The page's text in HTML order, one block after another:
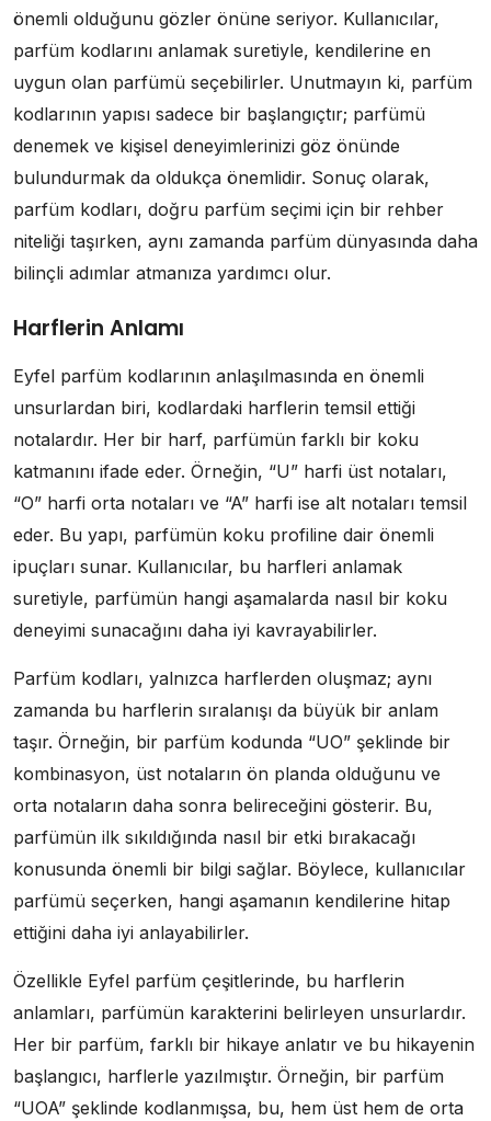
önemli olduğunu gözler önüne seriyor. Kullanıcılar,
parfüm kodlarını anlamak suretiyle, kendilerine en
uygun olan parfümü seçebilirler. Unutmayın ki, parfüm
kodlarının yapısı sadece bir başlangıçtır; parfümü
denemek ve kişisel deneyimlerinizi göz önünde
bulundurmak da oldukça önemlidir. Sonuç olarak,
parfüm kodları, doğru parfüm seçimi için bir rehber
niteliği taşırken, aynı zamanda parfüm dünyasında daha
bilinçli adımlar atmanıza yardımcı olur.
Harflerin Anlamı
Eyfel parfüm kodlarının anlaşılmasında en önemli
unsurlardan biri, kodlardaki harflerin temsil ettiği
notalardır. Her bir harf, parfümün farklı bir koku
katmanını ifade eder. Örneğin, “U” harfi üst notaları,
“O” harfi orta notaları ve “A” harfi ise alt notaları temsil
eder. Bu yapı, parfümün koku profiline dair önemli
ipuçları sunar. Kullanıcılar, bu harfleri anlamak
suretiyle, parfümün hangi aşamalarda nasıl bir koku
deneyimi sunacağını daha iyi kavrayabilirler.
Parfüm kodları, yalnızca harflerden oluşmaz; aynı
zamanda bu harflerin sıralanışı da büyük bir anlam
taşır. Örneğin, bir parfüm kodunda “UO” şeklinde bir
kombinasyon, üst notaların ön planda olduğunu ve
orta notaların daha sonra belireceğini gösterir. Bu,
parfümün ilk sıkıldığında nasıl bir etki bırakacağı
konusunda önemli bir bilgi sağlar. Böylece, kullanıcılar
parfümü seçerken, hangi aşamanın kendilerine hitap
ettiğini daha iyi anlayabilirler.
Özellikle Eyfel parfüm çeşitlerinde, bu harflerin
anlamları, parfümün karakterini belirleyen unsurlardır.
Her bir parfüm, farklı bir hikaye anlatır ve bu hikayenin
başlangıcı, harflerle yazılmıştır. Örneğin, bir parfüm
“UOA” şeklinde kodlanmışsa, bu, hem üst hem de orta